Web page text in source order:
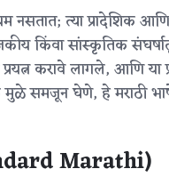
नसतात; त्या
किंवा सांस्कृतिक
प्रयत्न करावे लागले, आणि
समजून घेणे, हे मराठी
Marathi)